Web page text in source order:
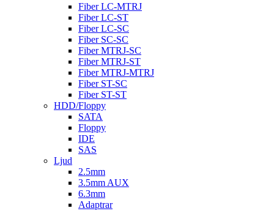
Fiber LC-MTRJ
Fiber LC-ST
Fiber LC-SC
Fiber SC-SC
Fiber MTRJ-SC
Fiber MTRJ-ST
Fiber MTRJ-MTRJ
Fiber ST-SC
Fiber ST-ST
HDD/Floppy
SATA
Floppy
IDE
SAS
Ljud
2.5mm
3.5mm AUX
6.3mm
Adaptrar